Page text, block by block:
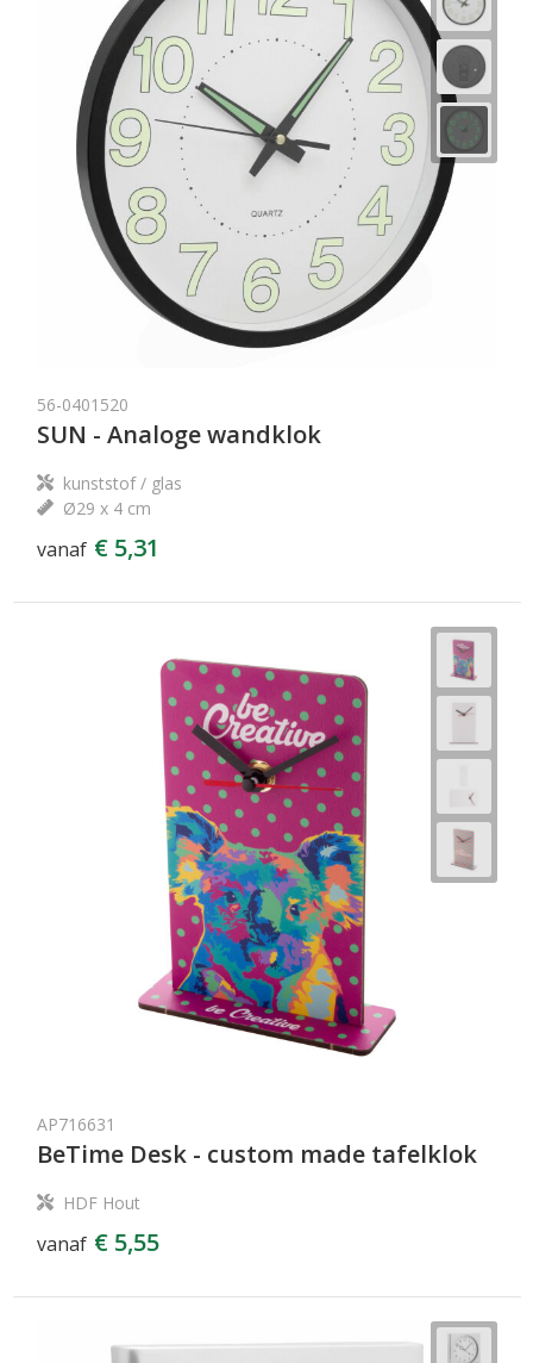
56-0401520
SUN - Analoge wandklok
kunststof / glas
Ø29 x 4 cm
vanaf € 5,31
AP716631
BeTime Desk - custom made tafelklok
HDF Hout
vanaf € 5,55